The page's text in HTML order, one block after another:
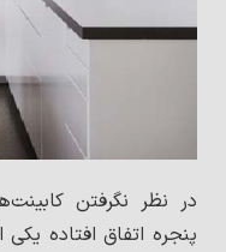
در نظر نگرفتن
پنجره اتفاق افتاده